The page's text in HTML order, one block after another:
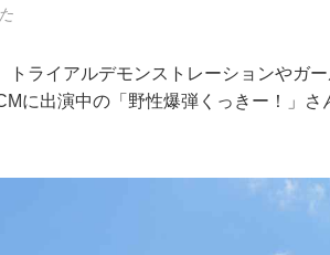
ライアルデモンストレーションやガ
に出演中の「野性爆弾くっきー！」さ